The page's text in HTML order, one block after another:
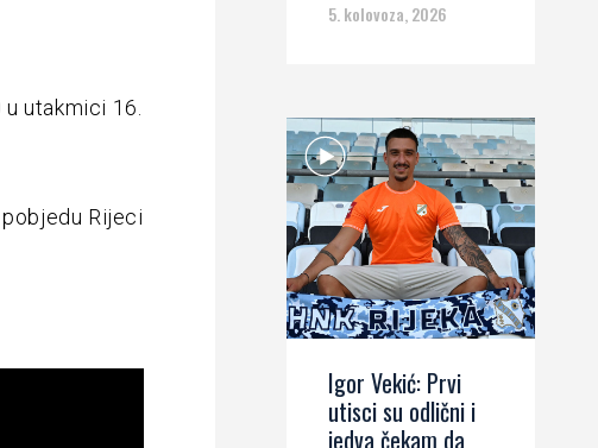
utakmici 16.
Rijeci
5. kolovoza, 2026
Igor Vekić: Prvi
utisci su odlični i
jedva čekam da